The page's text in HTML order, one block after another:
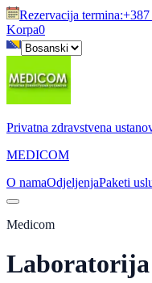
Rezervacija termina:+387
Korpa0
Privatna zdravstvena
MEDICOM
O namaOdjeljenjaPaketi
Medicom
Laboratorija